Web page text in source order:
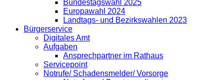
Bundestagswahl 2025
Europawahl 2024
Landtags- und Bezirkswahlen 2023
Bürgerservice
Digitales Amt
Aufgaben
Ansprechpartner im Rathaus
Servicepoint
Notrufe/ Schadensmelder/ Vorsorge